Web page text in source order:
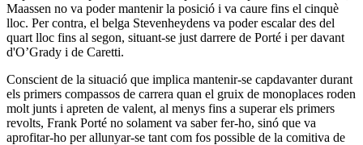
Maassen no va poder mantenir la posició i va caure fins el cinquè
lloc. Per contra, el belga Stevenheydens va poder escalar des del
quart lloc fins al segon, situant-se just darrere de Porté i per davant
d'O’Grady i de Caretti.
Conscient de la situació que implica mantenir-se capdavanter durant
els primers compassos de carrera quan el gruix de monoplaces roden
molt junts i apreten de valent, al menys fins a superar els primers
revolts, Frank Porté no solament va saber fer-ho, sinó que va
aprofitar-ho per allunyar-se tant com fos possible de la comitiva de